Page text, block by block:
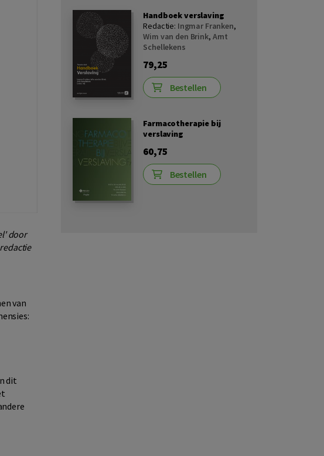
door
van
dit
Handboek verslaving
Redactie: Ingmar Franken,
Wim van den Brink, Arnt
Schellekens
79,25
Bestellen
Farmacotherapie bij
verslaving
60,75
Bestellen